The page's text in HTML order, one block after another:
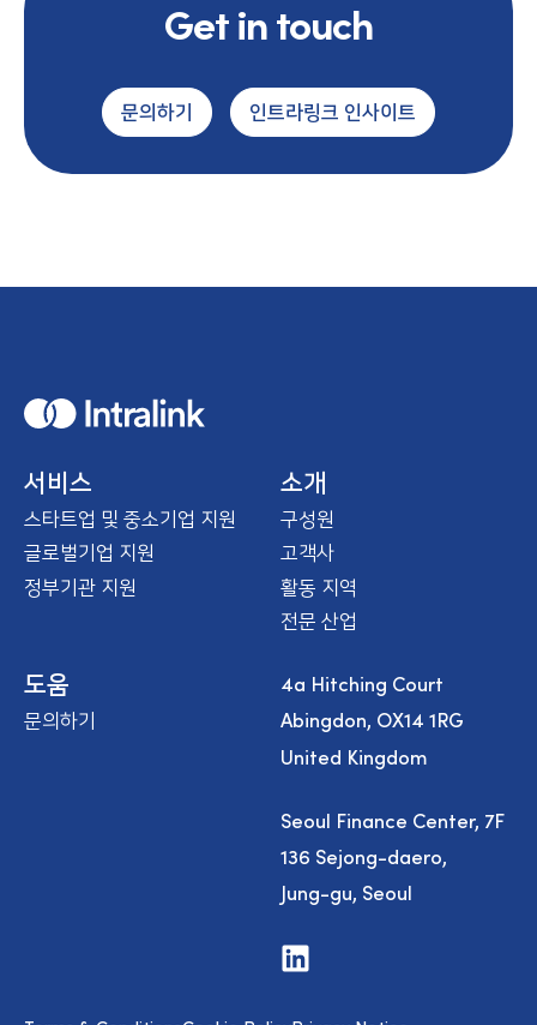
Get in touch
문의하기 인트라링크 인사이트
H
o
서비스
스타트업 및 중소기업 지원
글로벌기업 지원
정부기관 지원
소개
구성원
고객사
활동 지역
전문 산업
도움
문의하기
4a Hitching Court
Abingdon, OX14 1RG
United Kingdom
Seoul Finance Center, 7F
136 Sejong-daero,
Jung-gu, Seoul
V
i